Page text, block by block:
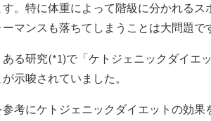
。特に体重によって階級に分かれるス
マンスも落ちてしまうことは大問題で
る研究(*1)で「ケトジェニックダイエ
示唆されていました。
考にケトジェニックダイエットの効果